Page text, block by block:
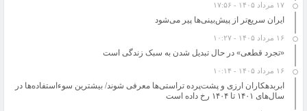
تصادف زنجیره‌ای در پی تماشای یک سانحه رانندگی
طرح اولیه ایرباس از بالگردی با دوبال
۱۷ مرداد ۱۴۰۵ - ۱۷:۵۶
ایران سریع‌تر از پیش‌بینی‌ها پیر می‌شود
۱۶ مرداد ۱۴۰۵ - ۱۰:۲۷
«تجرد قطعی» در حال تبدیل شدن به سبک زندگی است
۱۶ مرداد ۱۴۰۵ - ۱۰:۱۴
ابربدهکاران ارزی و پشت‌پرده تراستی‌ها معرفی شوند/ بیشترین سوءاستفاده‌ها در
سال‌های ۱۴۰۱ تا ۱۴۰۴ رخ داده است